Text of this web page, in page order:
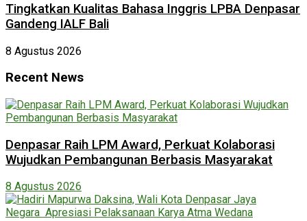
Tingkatkan Kualitas Bahasa Inggris LPBA Denpasar
Gandeng IALF Bali
8 Agustus 2026
Recent News
Denpasar Raih LPM Award, Perkuat Kolaborasi
Wujudkan Pembangunan Berbasis Masyarakat
8 Agustus 2026